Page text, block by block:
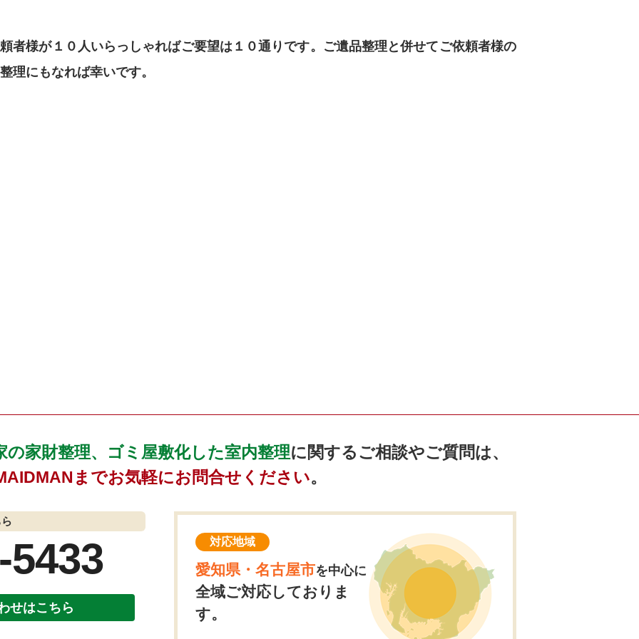
者様が１０人いらっしゃればご要望は１０通りです。ご遺品整理と併せてご依頼者様の
理にもなれば幸いです。
の家財整理、ゴミ屋敷化した室内整理に関するご相談やご質問は、
までお気軽にお問合せください。
5433
せはこちら
対応地域
愛知県・名古屋市を中心に
全域ご対応しておりま
す。